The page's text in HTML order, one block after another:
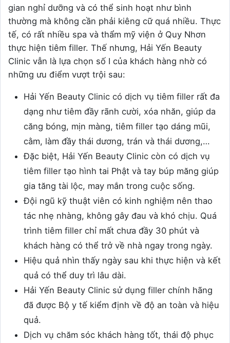
gian nghỉ dưỡng và có thể sinh hoạt như bình
thường mà không cần phải kiêng cữ quá nhiều. Thực
tế, có rất nhiều spa và thẩm mỹ viện ở Quy Nhơn
thực hiện tiêm filler. Thế nhưng, Hải Yến Beauty
Clinic vẫn là lựa chọn số I của khách hàng nhờ có
những ưu điểm vượt trội sau:
Hải Yến Beauty Clinic có dịch vụ tiêm filler rất đa
dạng như tiêm đầy rãnh cười, xóa nhăn, giúp da
căng bóng, mịn màng, tiêm filler tạo dáng mũi,
cằm, làm đầy thái dương, trán và thái dương,…
Đặc biệt, Hải Yến Beauty Clinic còn có dịch vụ
tiêm filler tạo hình tai Phật và tay búp măng giúp
gia tăng tài lộc, may mắn trong cuộc sống.
Đội ngũ kỹ thuật viên có kinh nghiệm nên thao
tác nhẹ nhàng, không gây đau và khó chịu. Quá
trình tiêm filler chỉ mất chưa đầy 30 phút và
khách hàng có thể trở về nhà ngay trong ngày.
Hiệu quả nhìn thấy ngày sau khi thực hiện và kết
quả có thể duy trì lâu dài.
Hải Yến Beauty Clinic sử dụng filler chính hãng
đã được Bộ y tế kiểm định về độ an toàn và hiệu
quả.
Dịch vụ chăm sóc khách hàng tốt, thái độ phục